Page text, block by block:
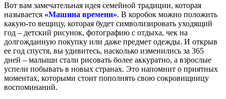
Вот вам замечательная идея семейной традиции, которая
называется «Машина времени». В коробок можно положить
какую-то вещицу, которая будет символизировать уходящий
год – детский рисунок, фотографию с отдыха, чек на
долгожданную покупку или даже предмет одежды. И открыв
ее год спустя, вы удивитесь, насколько изменились за 365
дней – малыши стали рисовать более аккуратно, а взрослые
успели побывать в новых странах. Это напомнит о приятных
моментах, которыми стоит пополнять свою сокровищницу
воспоминаний.